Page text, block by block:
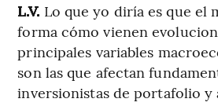
L.V. Lo que yo diría es que el
forma cómo vienen
principales variables
son las que afectan
inversionistas de portafolio y